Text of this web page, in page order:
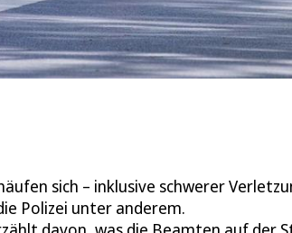
sich – inklusive schwerer
Polizei unter anderem.